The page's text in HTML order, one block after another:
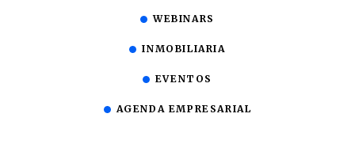
WEBINARS
INMOBILIARIA
EVENTOS
AGENDA EMPRESARIAL